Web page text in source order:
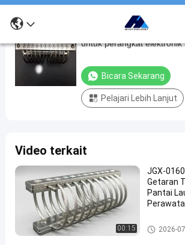
JGX-
0648A-
68A
Isolator
untuk
perangkat
elektronik
Peralatan
dan
instrumen
JGX-0648A-68A Isolator
untuk perangkat elektronik
Bicara Sekarang
Pelajari Lebih Lanjut
Video terkait
00:15
JGX-
Getaran
Pantai
Isolator
2026-